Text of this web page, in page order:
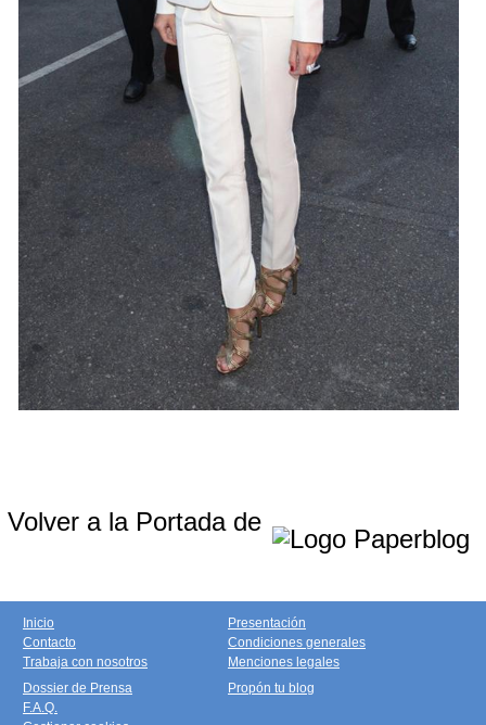
Volver a la Portada de
Inicio
Contacto
Trabaja con nosotros
Presentación
Condiciones generales
Menciones legales
Dossier de Prensa
F.A.Q.
Propón tu blog